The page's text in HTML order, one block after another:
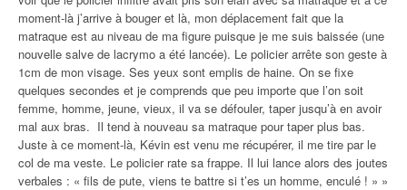
moment-là j’arrive à bouger et là, mon déplacement fait que la
matraque est au niveau de ma figure puisque je me suis baissée (une
nouvelle salve de lacrymo a été lancée). Le policier arrête son geste à
1cm de mon visage. Ses yeux sont emplis de haine. On se fixe
quelques secondes et je comprends que peu importe que l’on soit
femme, homme, jeune, vieux, il va se défouler, taper jusqu’à en avoir
mal aux bras. Il tend à nouveau sa matraque pour taper plus bas.
Juste à ce moment-là, Kévin est venu me récupérer, il me tire par le
col de ma veste. Le policier rate sa frappe. Il lui lance alors des joutes
verbales : « fils de pute, viens te battre si t’es un homme, enculé ! » »